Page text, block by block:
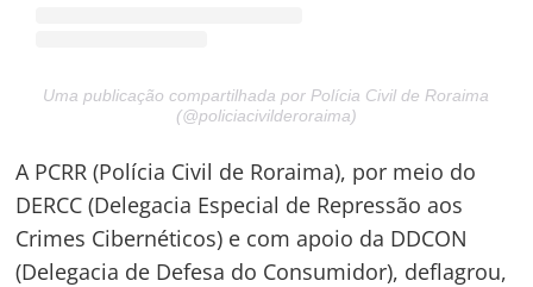
Uma publicação compartilhada por Polícia Civil de Roraima
(@policiacivilderoraima)
A PCRR (Polícia Civil de Roraima), por meio do
DERCC (Delegacia Especial de Repressão aos
Crimes Cibernéticos) e com apoio da DDCON
(Delegacia de Defesa do Consumidor), deflagrou,